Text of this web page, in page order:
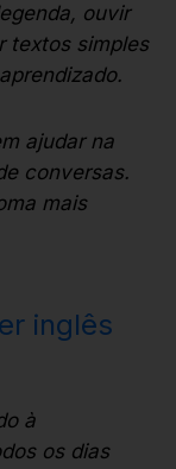
ouvir
textos simples
ajudar na
conversas.
mais
inglês
à
os dias